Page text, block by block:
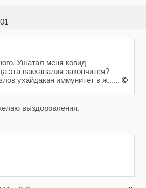
Ушатал меня ковид
эта вакханалия закончится?
ухайдакан иммунитет в ж...... ©
выздоровления.